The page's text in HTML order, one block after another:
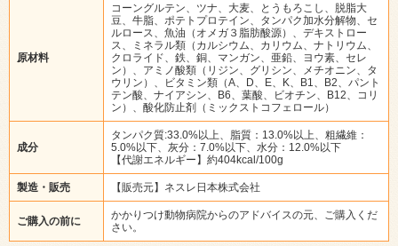
原材料
コーングルテン、ツナ、大麦、とうもろこし、脱脂大
豆、牛脂、ポテトプロテイン、タンパク加水分解物、セ
ルロース、魚油（オメガ３脂肪酸源）、デキストロー
ス、ミネラル類（カルシウム、カリウム、ナトリウム、
クロライド、鉄、銅、マンガン、亜鉛、ヨウ素、セレ
ン）、アミノ酸類（リジン、グリシン、メチオニン、タ
ウリン）、ビタミン類（A、D、E、K、B1、B2、パント
テン酸、ナイアシン、B6、葉酸、ビオチン、B12、コリ
ン）、酸化防止剤（ミックストコフェロール）
成分
タンパク質:33.0%以上、脂質：13.0%以上、粗繊維：
5.0%以下、灰分：7.0%以下、水分：12.0%以下
【代謝エネルギー】約404kcal/100g
製造・販売 【販売元】ネスレ日本株式会社
ご購入の前に
かかりつけ動物病院からのアドバイスの元、ご購入くだ
さい。